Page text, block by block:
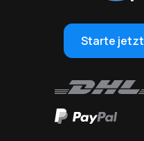
Starte jetzt